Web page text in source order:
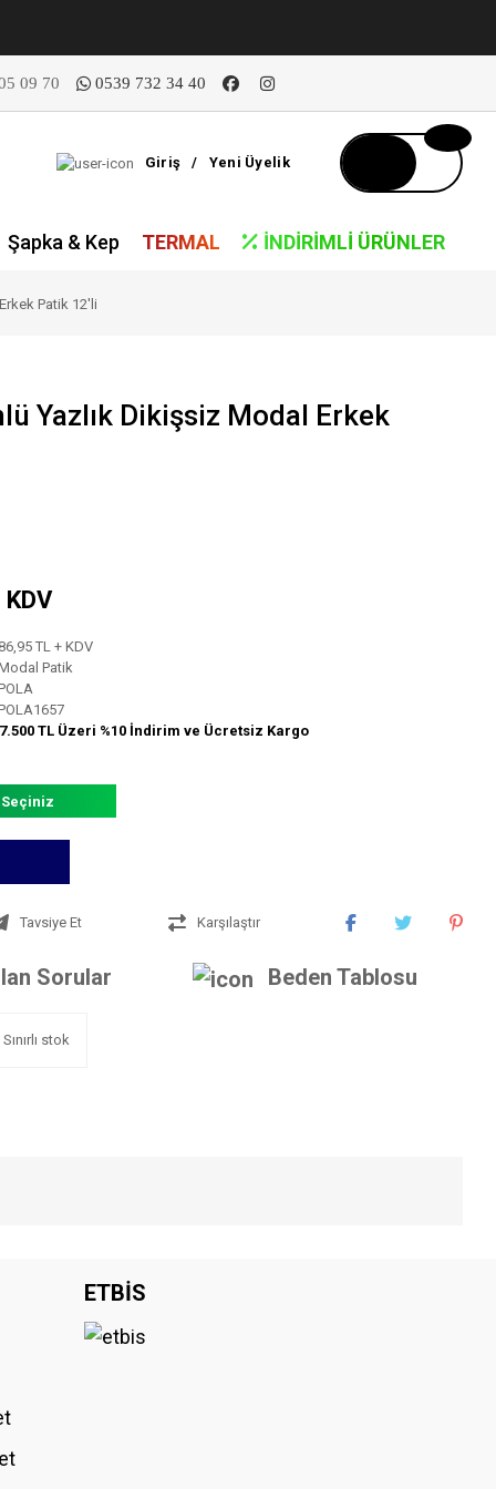
09 70 0539 732 34 40
Giriş / Yeni Üyelik
Şapka & Kep TERMAL İNDIRIMLI ÜRÜNLER
Patik 12'li
Yazlık Dikişsiz Modal Erkek
TL + KDV
Patik
7.500 TL Üzeri %10 İndirim ve Ücretsiz Kargo
Seçiniz
Tavsiye Et Karşılaştır
Sorular Beden Tablosu
Sınırlı stok
ETBİS